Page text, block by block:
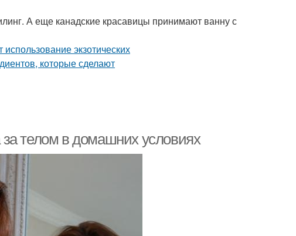
А еще канадские красавицы принимают ванну с
телом в домашних условиях